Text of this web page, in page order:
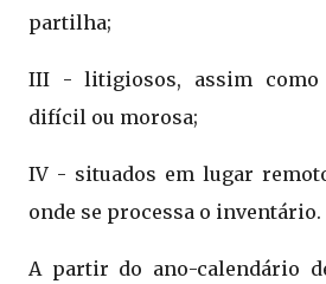
partilha;
III - litigiosos, assim como
difícil ou morosa;
IV - situados em lugar
onde se processa o inventário.
A partir do ano-calendário